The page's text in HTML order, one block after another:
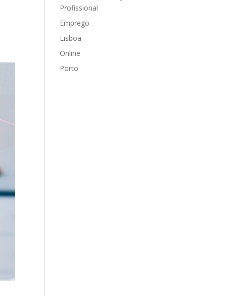
Profissional
Emprego
Lisboa
Online
Porto